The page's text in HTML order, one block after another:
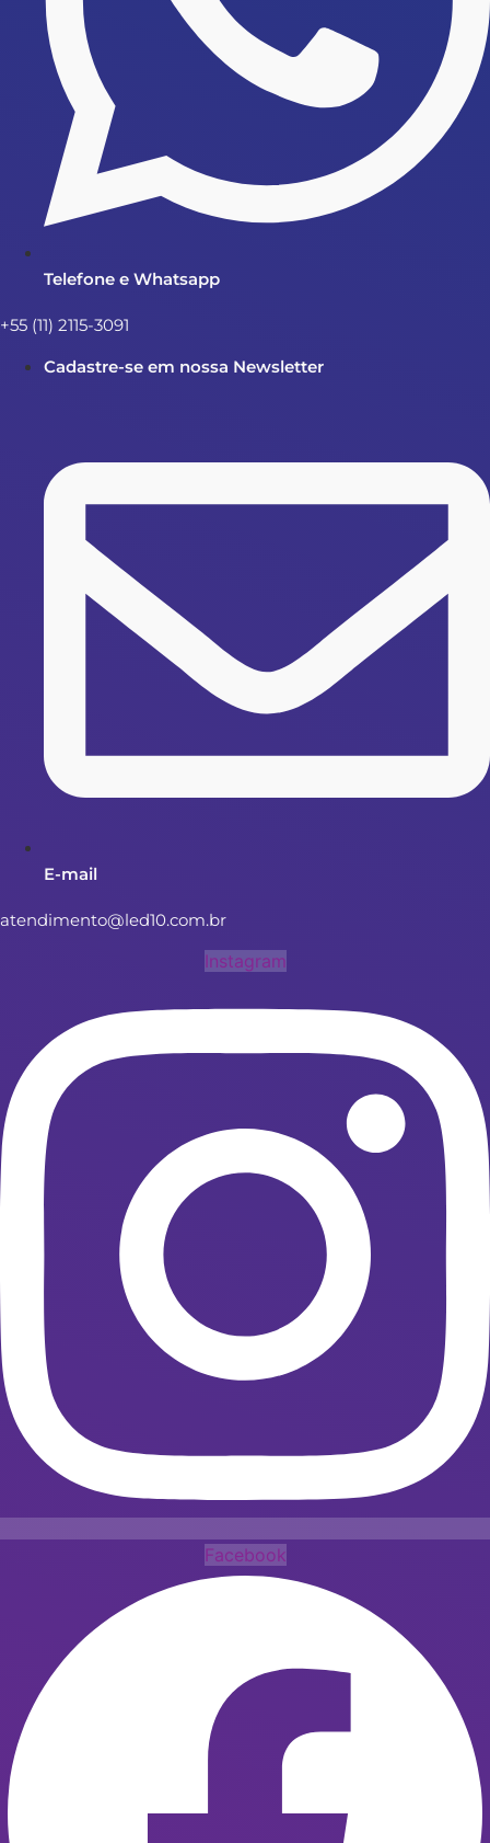
Telefone e Whatsapp
+55 (11) 2115-3091
Cadastre-se em nossa Newsletter
E-mail
atendimento@led10.com.br
Instagram
Facebook